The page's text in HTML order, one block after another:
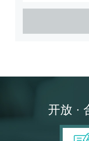
开放 ·